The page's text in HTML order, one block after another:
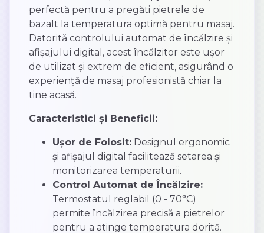
perfectă pentru a pregăti pietrele de
bazalt la temperatura optimă pentru masaj.
Datorită controlului automat de încălzire și
afișajului digital, acest încălzitor este ușor
de utilizat și extrem de eficient, asigurând o
experiență de masaj profesionistă chiar la
tine acasă.
Caracteristici și Beneficii:
Ușor de Folosit:Designul ergonomic
și afișajul digital facilitează setarea și
monitorizarea temperaturii.
Control Automat de Încălzire:
Termostatul reglabil (0 - 70°C)
permite încălzirea precisă a pietrelor
pentru a atinge temperatura dorită.